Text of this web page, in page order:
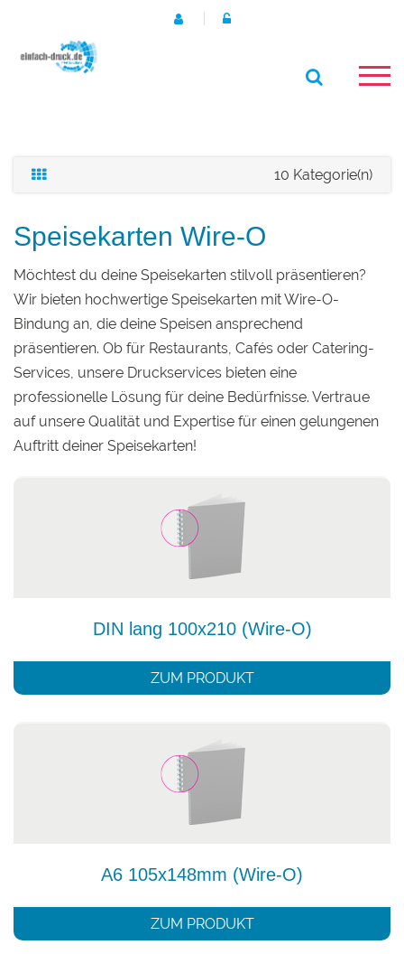
10 Kategorie(n)
Speisekarten Wire-O
Möchtest du deine Speisekarten stilvoll präsentieren?
Wir bieten hochwertige Speisekarten mit Wire-O-
Bindung an, die deine Speisen ansprechend
präsentieren. Ob für Restaurants, Cafés oder Catering-
Services, unsere Druckservices bieten eine
professionelle Lösung für deine Bedürfnisse. Vertraue
auf unsere Qualität und Expertise für einen gelungenen
Auftritt deiner Speisekarten!
DIN lang 100x210 (Wire-O)
ZUM PRODUKT
A6 105x148mm (Wire-O)
ZUM PRODUKT